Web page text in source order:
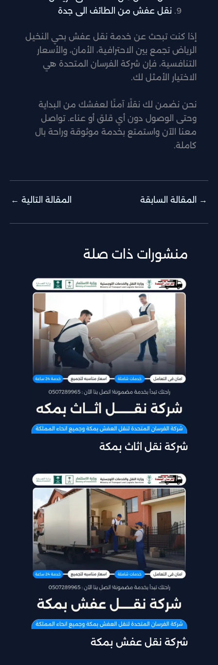
نقل عفش من الطائف الى جدة
إذا كنت تبحث عن خدمة نقل عفش بحي النخيل
الرياض تجمع بين الاحترافية، الأمان، والأسعار
التنافسية، فإن شركة الفرسان المتحدة هي
الاختيار الأمثل لك.
نحن نضمن لك نقلًا آمنًا لعفشك من البداية
وحتى الوصول دون أي قلق أو عناء. تواصل
معنا الآن واستمتع بخدمة موثوقة وراحة بال
كاملة.
→ المقالة السابقة المقالة التالية ←
منشورات ذات صلة
شركة نقل اثاث بمكة
شركة نقل عفش بمكة